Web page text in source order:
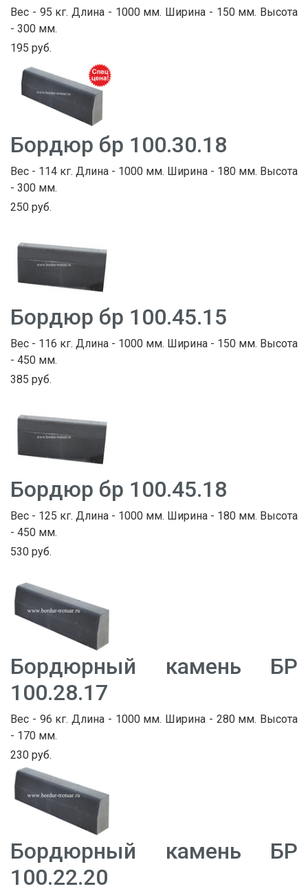
Вес - 95 кг. Длина - 1000 мм. Ширина - 150 мм. Высота
- 300 мм.
195 руб.
Бордюр бр 100.30.18
Вес - 114 кг. Длина - 1000 мм. Ширина - 180 мм. Высота
- 300 мм.
250 руб.
Бордюр бр 100.45.15
Вес - 116 кг. Длина - 1000 мм. Ширина - 150 мм. Высота
- 450 мм.
385 руб.
Бордюр бр 100.45.18
Вес - 125 кг. Длина - 1000 мм. Ширина - 180 мм. Высота
- 450 мм.
530 руб.
Бордюрный камень БР
100.28.17
Вес - 96 кг. Длина - 1000 мм. Ширина - 280 мм. Высота
- 170 мм.
230 руб.
Бордюрный камень БР
100.22.20